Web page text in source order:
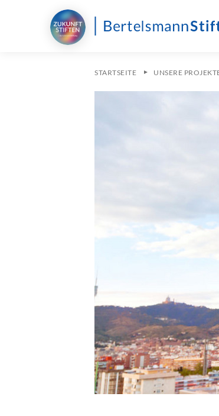
STARTSEITE UNSERE